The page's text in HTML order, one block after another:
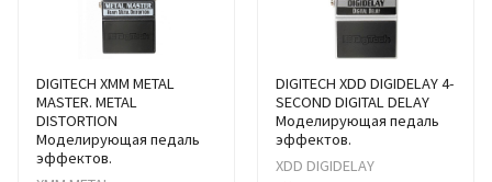
DIGITECH XMM METAL
MASTER. METAL
DISTORTION
Моделирующая педаль
эффектов.
DIGITECH XDD DIGIDELAY 4-
SECOND DIGITAL DELAY
Моделирующая педаль
эффектов.
XDD DIGIDELAY